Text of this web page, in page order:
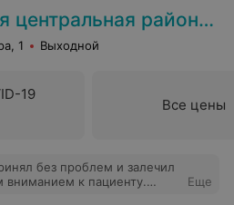
районная больница
1 Выходной
19
Все цены
без проблем и залечил
вниманием к пациенту.
Еще